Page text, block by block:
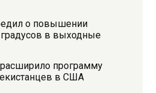
о повышении
в выходные
программу
в США